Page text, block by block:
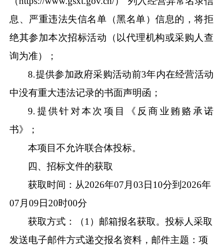
息、严重违法失信名单（黑名单）信息的，将拒
绝其参加本次招标活动（以代理机构或采购人查
询为准）；
8.提供参加政府采购活动前3年内在经营活动
中没有重大违法记录的书面声明函；
9. 提供针对本次项目《反商业贿赂承诺
书》；
本项目不允许联合体投标。
四、招标文件的获取
获取时间： 从2026年07 月03 日 10分到 2026年
07 月 09 日 20时00分
获取方式 ： （1 ） 邮箱报名获取。投标人采取
发送电子邮件方式递交报名资料，邮件主题：项